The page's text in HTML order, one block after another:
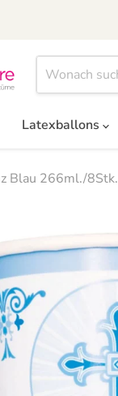
Latexballons
Blau 266ml./8Stk.